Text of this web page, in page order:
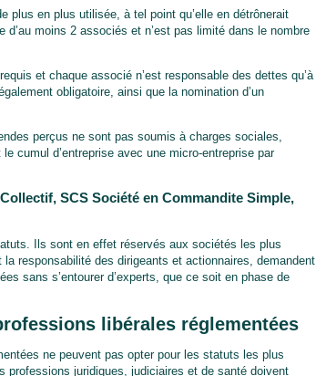
plus en plus utilisée, à tel point qu’elle en détrônerait
moins 2 associés et n’est pas limité dans le nombre
et chaque associé n’est responsable des dettes qu’à
obligatoire, ainsi que la nomination d’un
perçus ne sont pas soumis à charges sociales,
cumul d’entreprise avec une micro-entreprise par
SCS Société en Commandite Simple,
Ils sont en effet réservés aux sociétés les plus
responsabilité des dirigeants et actionnaires, demandent
sans s’entourer d’experts, que ce soit en phase de
libérales réglementées
ne peuvent pas opter pour les statuts les plus
juridiques, judiciaires et de santé doivent